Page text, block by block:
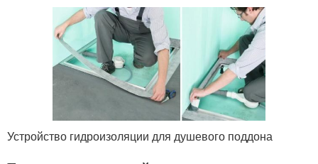
Устройство гидроизоляции для душевого поддона